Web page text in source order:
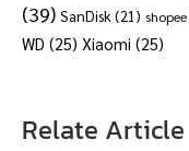
(39) SanDisk (21) shopee
WD (25) Xiaomi (25)
Relate Article